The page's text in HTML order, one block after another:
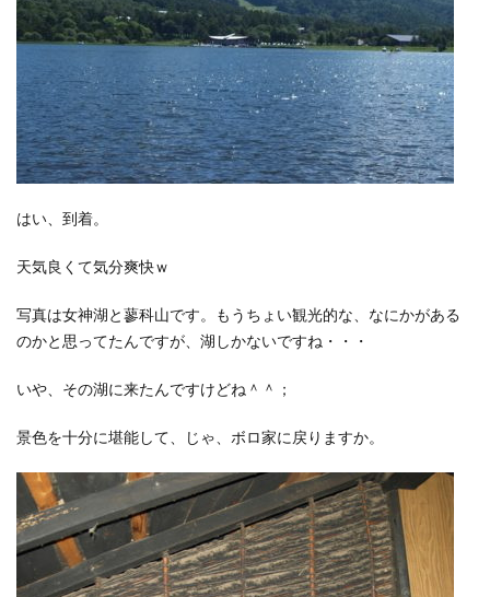
はい、到着。
天気良くて気分爽快ｗ
写真は女神湖と蓼科山です。もうちょい観光的な、なにかがある
のかと思ってたんですが、湖しかないですね・・・
いや、その湖に来たんですけどね＾＾；
景色を十分に堪能して、じゃ、ボロ家に戻りますか。